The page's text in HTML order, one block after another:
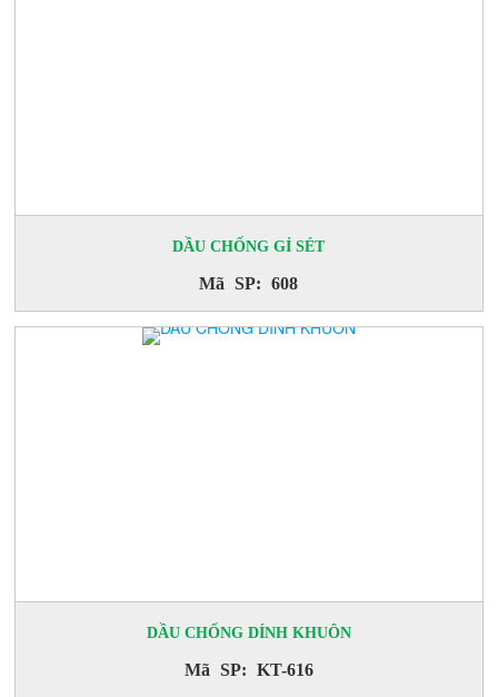
DẦU CHỐNG GỈ SÉT
Mã SP: 608
DẦU CHỐNG DÍNH KHUÔN
Mã SP: KT-616